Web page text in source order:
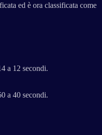
ed è ora classificata come
a 12 secondi.
a 40 secondi.